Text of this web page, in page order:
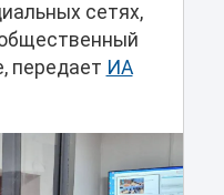
сетях,
передает ИА